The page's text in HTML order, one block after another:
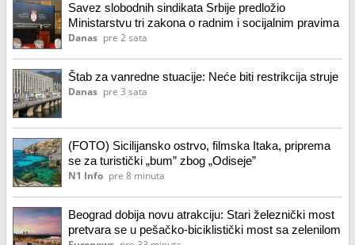
Savez slobodnih sindikata Srbije predložio
Ministarstvu tri zakona o radnim i socijalnim pravima
Danas pre 2 sata
Štab za vanredne stuacije: Neće biti restrikcija struje
Danas pre 3 sata
(FOTO) Sicilijansko ostrvo, filmska Itaka, priprema
se za turistički „bum” zbog „Odiseje”
N1 Info pre 8 minuta
Beograd dobija novu atrakciju: Stari železnički most
pretvara se u pešačko-biciklistički most sa zelenilom